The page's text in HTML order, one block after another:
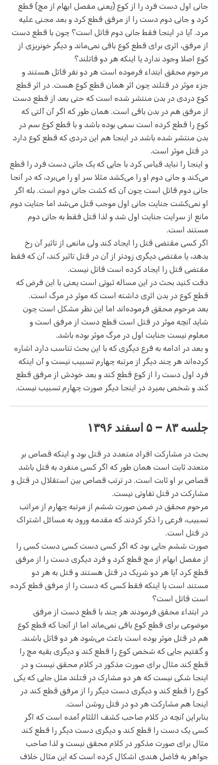
جانی اول دست فرد را از کوع (یعنی مفصل ابهام از مچ) قطع
کرد و جانی دوم دست را از مرفق قطع کرد و بعد مجنی علیه
مرد. آیا در اینجا فقط جانی دوم قاتل است؟ چون با قطع دست
از مرفق، اثری برای قطع کوع باقی نمی‌ماند و دیگر خونریزی از
کوع اصلا وجود ندارد یا اینکه هر دو قاتلند؟
مرحوم محقق ابتداء فرموده است هر دو نفر قاتل هستند و
جزء موثر در قتلند چون اثر همان قطع کوع هست. در اثر قطع
کوع دردی در بدن منتشر شده است که حتی بعد از قطع دست
از مرفق هم در بدن باقی است. همان طور که اگر آن آلتی که
کوع را قطع کرده است سمی بوده باشد و با قطع کوع سم در
بدن منتشر شده باشد در اینجا هم این دردی که قطع کوع دارد
در قتل موثر است.
و اینجا را نباید قیاس کرد با جایی که یک جانی دست فرد را قطع
می‌کند و جانی دوم او را می‌کشد مثلا سر او را می‌برد، که در آنجا
جانی دوم قاتل است چون آن که کشت جانی دوم است. بله اگر
او نمی‌کشت جنایت جانی اول موجب قتل می‌شد اما جنایت دوم
مانع از سرایت جنایت اول شد و لذا قتل فقط به جانی دوم
مستند است.
اگر کسی مقتضی قتل را ایجاد کند ولی مانعی از تاثیر آن رخ
بدهد، یا مقتضی دیگری زودتر از آن در قتل تاثیر کند، آن که فقط
مقتضی قتل را ایجاد کرده است قاتل نیست.
دقت کنید بحث در این مساله ثبوتی است یعنی با این فرض که
قطع کوع در بدن اثری داشته است که موثر در مرگ است.
بعد مرحوم محقق فرموده‌اند اما این نظر مشکل است چون
شاید آنچه موثر در قتل است قطع دست از مرفق است و
معلوم نیست جنایت اول در مرگ موثر بوده باشد.
و بعد در ادامه به فرع دیگری که با این بحث تناسب دارد اشاره
کرده‌اند هر چند دیگر از مرتبه چهارم تسبیب نیست و آن اینکه
فرد اول دست را از کوع قطع کند و بعد خودش از مرفق قطع
کند و شخص بمیرد در اینجا دیگر صورت چهارم تسبیب نیست.
جلسه ۸۳ – ۵ اسفند ۱۳۹۶
بحث در مشارکت افراد متعدد در قتل بود و اینکه قصاص بر
متعدد ثابت است همان طور که اگر کسی منفرد به قتل باشد
قصاص بر او ثابت است. در ترتب قصاص بین استقلال در قتل و
مشارکت در قتل تفاوتی نیست.
مرحوم محقق در ضمن صورت ششم از مرتبه چهارم از مراتب
تسبیب، فرعی را ذکر کردند که مقدمه ورود به مسائل اشتراک
در قتل است.
صورت ششم جایی بود که اگر کسی دست کسی دست کسی را
از مفصل ابهام از مچ قطع کرد و فرد دیگری دست را از مرفق
قطع کرد آیا هر دو شریک در قتل هستند و قتل به هر دو
مستند است یا اینکه فقط کسی که دست را از مرفق قطع کرده
است قاتل است؟
در ابتداء محقق فرمودند هر چند با قطع دست از مرفق
موضوعی برای قطع کوع باقی نمی‌ماند اما از آنجا که قطع کوع
هم در قتل موثر بوده است باعث می‌شود هر دو قاتل باشند.
و گفتیم جایی که شخص کوع را قطع کند و دیگری بقیه مچ را
قطع کند مثال برای صورت مذکور در کلام محقق نیست و در
اینجا شکی نیست که هر دو مشارک در قتلند مثل جایی که یکی
کوع را قطع کند و دیگری دست دیگر را از مرفق قطع کند در
اینجا هم مشارکت هر دو در قتل روشن است.
بنابراین آنچه در کلام صاحب کشف اللثام آمده است که اگر
کسی یک دست را قطع کند و دیگری دست دیگر را قطع کند
مثال برای صورت مذکور در کلام محقق نیست و لذا صاحب
جواهر به فاضل هندی اشکال کرده است که این مثال خلاف